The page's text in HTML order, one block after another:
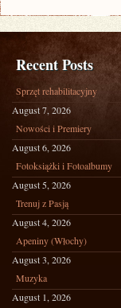
Recent Posts
Sprzęt rehabilitacyjny
August 7, 2026
Nowości i Premiery
August 6, 2026
Fotoksiążki i Fotoalbumy
August 5, 2026
Trenuj z Pasją
August 4, 2026
Apeniny (Włochy)
August 3, 2026
Muzyka
August 1, 2026